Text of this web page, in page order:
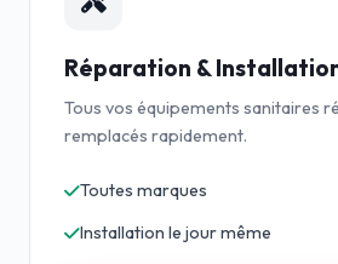
Réparation &
Tous vos équipements sanitaires
remplacés rapidement.
Toutes marques
Installation le jour même